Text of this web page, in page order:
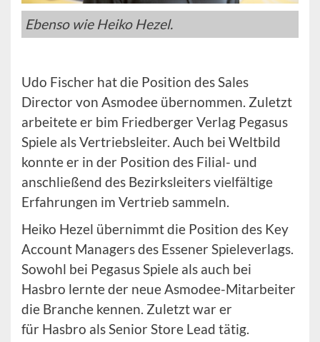
Ebenso wie Heiko Hezel.
Udo Fischer hat die Position des Sales
Director von Asmodee übernommen. Zuletzt
arbeitete er bim Friedberger Verlag Pegasus
Spiele als Vertriebsleiter. Auch bei Weltbild
konnte er in der Position des Filial- und
anschließend des Bezirksleiters vielfältige
Erfahrungen im Vertrieb sammeln.
Heiko Hezel übernimmt die Position des Key
Account Managers des Essener Spieleverlags.
Sowohl bei Pegasus Spiele als auch bei
Hasbro lernte der neue Asmodee-Mitarbeiter
die Branche kennen. Zuletzt war er
für Hasbro als Senior Store Lead tätig.